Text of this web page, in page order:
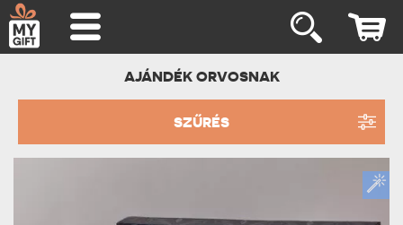
AJÁNDÉK ORVOSNAK
SZŰRÉS